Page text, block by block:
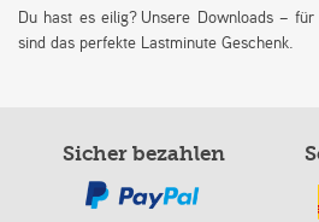
Du hast es eilig? Unsere Downloads –
sind das perfekte Lastminute Geschenk.
Sicher bezahlen